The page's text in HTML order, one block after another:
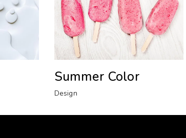
Summer Color
Design